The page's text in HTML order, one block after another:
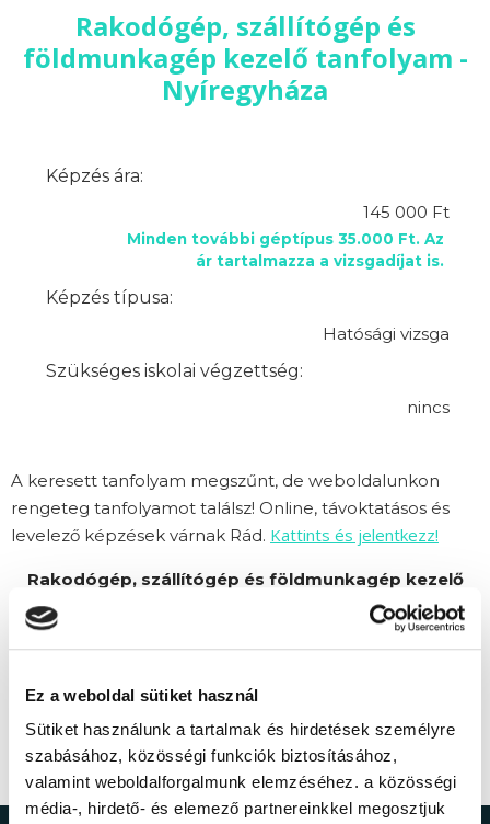
Ez a weboldal sütiket használ
Sütiket használunk a tartalmak és hirdetések személyre
szabásához, közösségi funkciók biztosításához,
valamint weboldalforgalmunk elemzéséhez. a közösségi
média-, hirdető- és elemező partnereinkkel megosztjuk
Rakodógép, szállítógép és
földmunkagép kezelő tanfolyam -
Nyíregyháza
Képzés ára:
145 000 Ft
Minden további géptípus 35.000 Ft. Az
ár tartalmazza a vizsgadíjat is.
Képzés típusa:
Hatósági vizsga
Szükséges iskolai végzettség:
nincs
A keresett tanfolyam megszűnt, de weboldalunkon
rengeteg tanfolyamot találsz! Online, távoktatásos és
levelező képzések várnak Rád. Kattints és jelentkezz!
Rakodógép, szállítógép és földmunkagép kezelő
tanfolyam képzésünket Alfa Kapos Képző Központ